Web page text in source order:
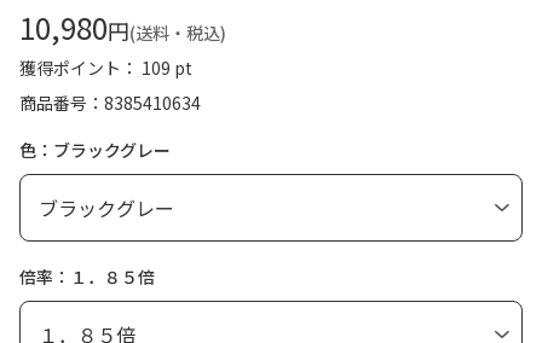
10,980円(送料・税込)
獲得ポイント： 109 pt
商品番号
8385410634
色：ブラックグレー
倍率：１．８５倍